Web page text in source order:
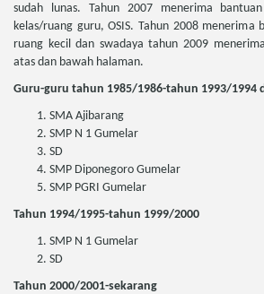
sudah lunas. Tahun 2007 menerima
kelas/ruang guru, OSIS. Tahun 2008 menerima
ruang kecil dan swadaya tahun 2009
atas dan bawah halaman.
Guru-guru tahun 1985/1986-tahun 1993/1994
SMA Ajibarang
SMP N 1 Gumelar
SD
SMP Diponegoro Gumelar
SMP PGRI Gumelar
Tahun 1994/1995-tahun 1999/2000
SMP N 1 Gumelar
SD
Tahun 2000/2001-sekarang